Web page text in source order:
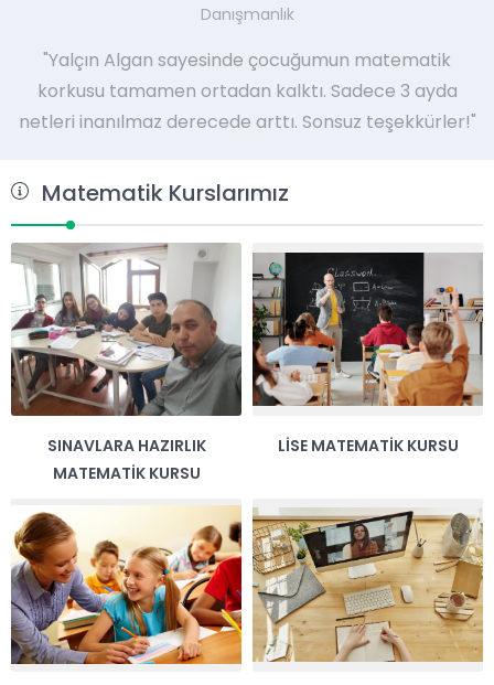
Danışmanlık
"Yalçın Algan sayesinde çocuğumun matematik
korkusu tamamen ortadan kalktı. Sadece 3 ayda
netleri inanılmaz derecede arttı. Sonsuz teşekkürler!"
Matematik Kurslarımız
SINAVLARA HAZIRLIK
MATEMATIK KURSU
LISE MATEMATIK KURSU